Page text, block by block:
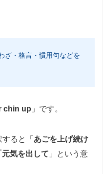
ざ・格言・慣用句などを
chin up 」です。
ると「 あごを上げ続け
元気を出して 」という意